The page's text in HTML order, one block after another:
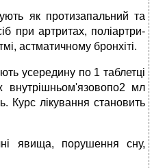
як протизапальний та
при артритах, поліартри­
астматичному бронхіті.
усередину по 1 таблетці
мл
Курс лікуван­ня становить
явища, по­рушення сну,